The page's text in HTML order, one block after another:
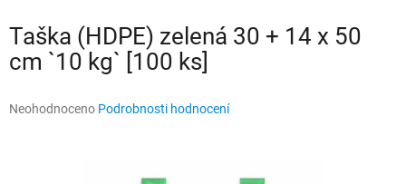
Taška (HDPE) zelená 30 + 14 x 50
cm `10 kg` [100 ks]
Průměrné
Neohodnoceno Podrobnosti hodnocení